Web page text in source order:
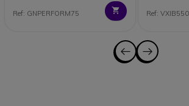
Ref: GNPERFORM75 Ref: